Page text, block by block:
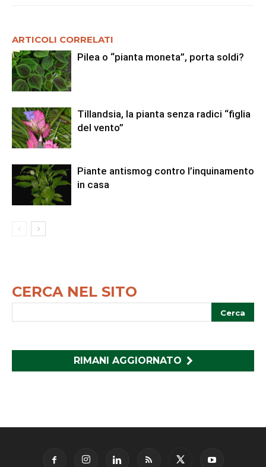
ARTICOLI CORRELATI
Pilea o “pianta moneta”, porta soldi?
Tillandsia, la pianta senza radici “figlia
del vento”
Piante antismog contro l’inquinamento
in casa
CERCA NEL SITO
RIMANI AGGIORNATO